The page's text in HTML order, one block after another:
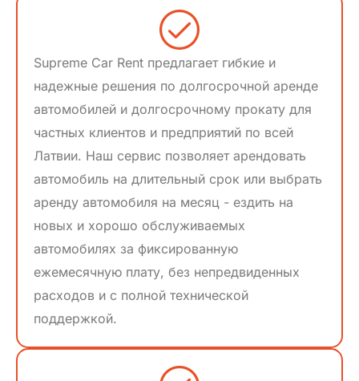
Supreme Car Rent предлагает гибкие и
надежные решения по долгосрочной аренде
автомобилей и долгосрочному прокату для
частных клиентов и предприятий по всей
Латвии. Наш сервис позволяет арендовать
автомобиль на длительный срок или выбрать
аренду автомобиля на месяц - ездить на
новых и хорошо обслуживаемых
автомобилях за фиксированную
ежемесячную плату, без непредвиденных
расходов и с полной технической
поддержкой.